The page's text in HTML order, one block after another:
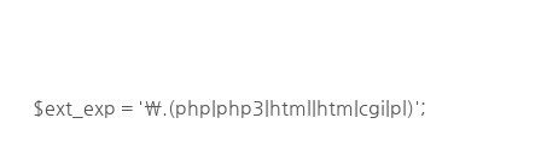
$ext_exp = '\.(php|php3|html|htm|cgi|pl)';